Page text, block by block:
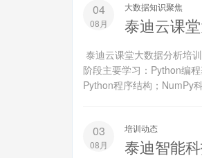
04
08月
大数据知识聚焦
泰迪云课
泰迪云课堂大数据分析培
阶段主要学习：Python编
Python程序结构；NumPy
03
08月
培训动态
泰迪智能